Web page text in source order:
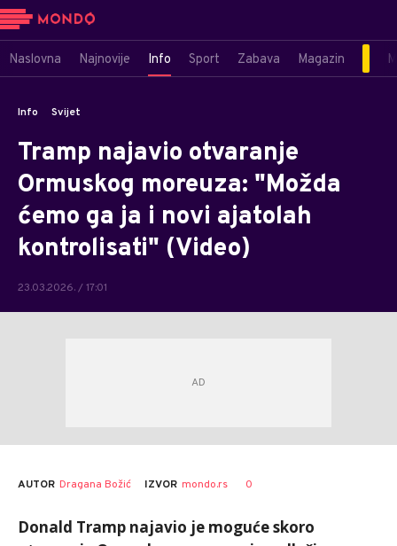
Naslovna Najnovije Info Sport Zabava Magazin
Info Svijet
Tramp najavio otvaranje
Ormuskog moreuza: "Možda
ćemo ga ja i novi ajatolah
kontrolisati" (Video)
23.03.2026. / 17:01
AUTOR Dragana Božić IZVOR mondo.rs 0
Donald Tramp najavio je moguće skoro